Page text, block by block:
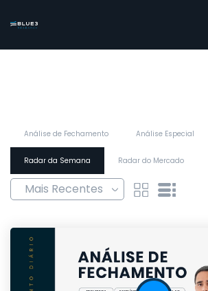
Análise de Fechamento Análise Especial
Radar da Semana Radar do Mercado